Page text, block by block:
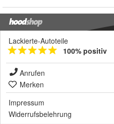
Lackierte-Autoteile
100% positiv
Anrufen
Merken
Impressum
Widerrufsbelehrung